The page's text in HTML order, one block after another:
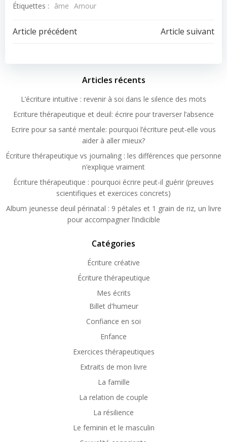
Étiquettes :
âme Amour
Article précédent Article suivant
Articles récents
L’écriture intuitive : revenir à soi dans le silence des mots
Ecriture thérapeutique et deuil: écrire pour traverser l’absence
Ecrire pour sa santé mentale: pourquoi l’écriture peut-elle vous
aider à aller mieux?
Écriture thérapeutique vs journaling : les différences que personne
n’explique vraiment
Écriture thérapeutique : pourquoi écrire peut-il guérir (preuves
scientifiques et exercices concrets)
Album jeunesse deuil périnatal : 9 pétales et 1 grain de riz, un livre
pour accompagner l’indicible
Catégories
Écriture créative
Écriture thérapeutique
Mes écrits
Billet d'humeur
Confiance en soi
Enfance
Exercices thérapeutiques
Extraits de mon livre
La famille
La relation de couple
La résilience
Le feminin et le masculin